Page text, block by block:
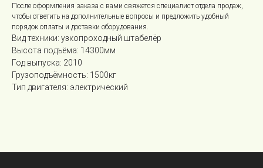
После оформления заказа с вами свяжется специалист отдела продаж,
чтобы ответить на дополнительные вопросы и предложить удобный
порядок оплаты и доставки оборудования.
Вид техники: узкопроходный штабелёр
Высота подъёма: 14300мм
Год выпуска: 2010
Грузоподъёмность: 1500кг
Тип двигателя: электрический